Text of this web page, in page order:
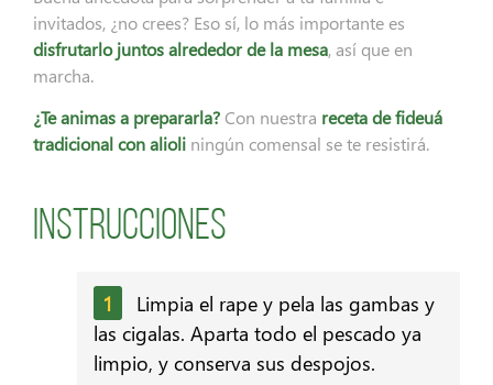
invitados, ¿no crees? Eso sí, lo más importante es
disfrutarlo juntos alrededor de la mesa, así que en
marcha.
¿Te animas a prepararla?Con nuestra receta de fideuá
tradicional con alioli ningún comensal se te resistirá.
Instrucciones
Limpia el rape y pela las gambas y
las cigalas. Aparta todo el pescado ya
limpio, y conserva sus despojos.